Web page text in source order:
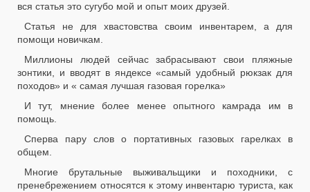
вся статья это сугубо мой и опыт моих друзей.
Статья не для хвастовства своим инвентарем, а для
помощи новичкам.
Миллионы людей сейчас забрасывают свои пляжные
зонтики, и вводят в яндексе «самый удобный рюкзак для
походов» и « самая лучшая газовая горелка»
И тут, мнение более менее опытного камрада им в
помощь.
Сперва пару слов о портативных газовых гарелках в
общем.
Многие брутальные выживальщики и походники, с
пренебрежением относятся к этому инвентарю туриста, как